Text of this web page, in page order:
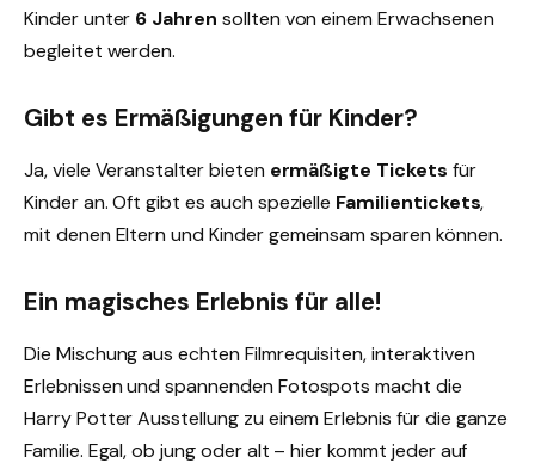
Kinder unter 6 Jahren sollten von einem Erwachsenen
begleitet werden.
Gibt es Ermäßigungen für Kinder?
Ja, viele Veranstalter bieten ermäßigte Tickets für
Kinder an. Oft gibt es auch spezielle Familientickets,
mit denen Eltern und Kinder gemeinsam sparen können.
Ein magisches Erlebnis für alle!
Die Mischung aus echten Filmrequisiten, interaktiven
Erlebnissen und spannenden Fotospots macht die
Harry Potter Ausstellung zu einem Erlebnis für die ganze
Familie. Egal, ob jung oder alt – hier kommt jeder auf